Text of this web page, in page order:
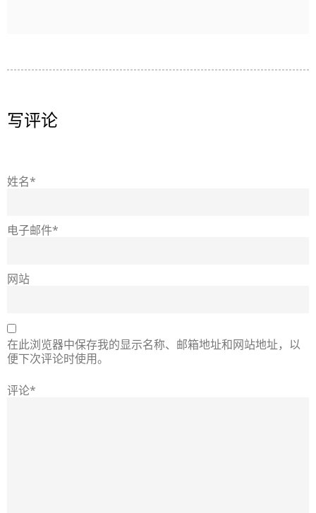
写评论
姓名*
电子邮件*
网站
在此浏览器中保存我的显示名称、邮箱地址和网站地址，以
便下次评论时使用。
评论*